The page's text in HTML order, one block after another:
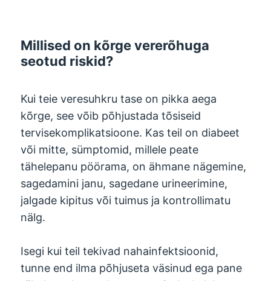
Millised on kõrge vererõhuga
seotud riskid?
Kui teie veresuhkru tase on pikka aega
kõrge, see võib põhjustada tõsiseid
tervisekomplikatsioone. Kas teil on diabeet
või mitte, sümptomid, millele peate
tähelepanu pöörama, on ähmane nägemine,
sagedamini janu, sagedane urineerimine,
jalgade kipitus või tuimus ja kontrollimatu
nälg.
Isegi kui teil tekivad nahainfektsioonid,
tunne end ilma põhjuseta väsinud ega pane